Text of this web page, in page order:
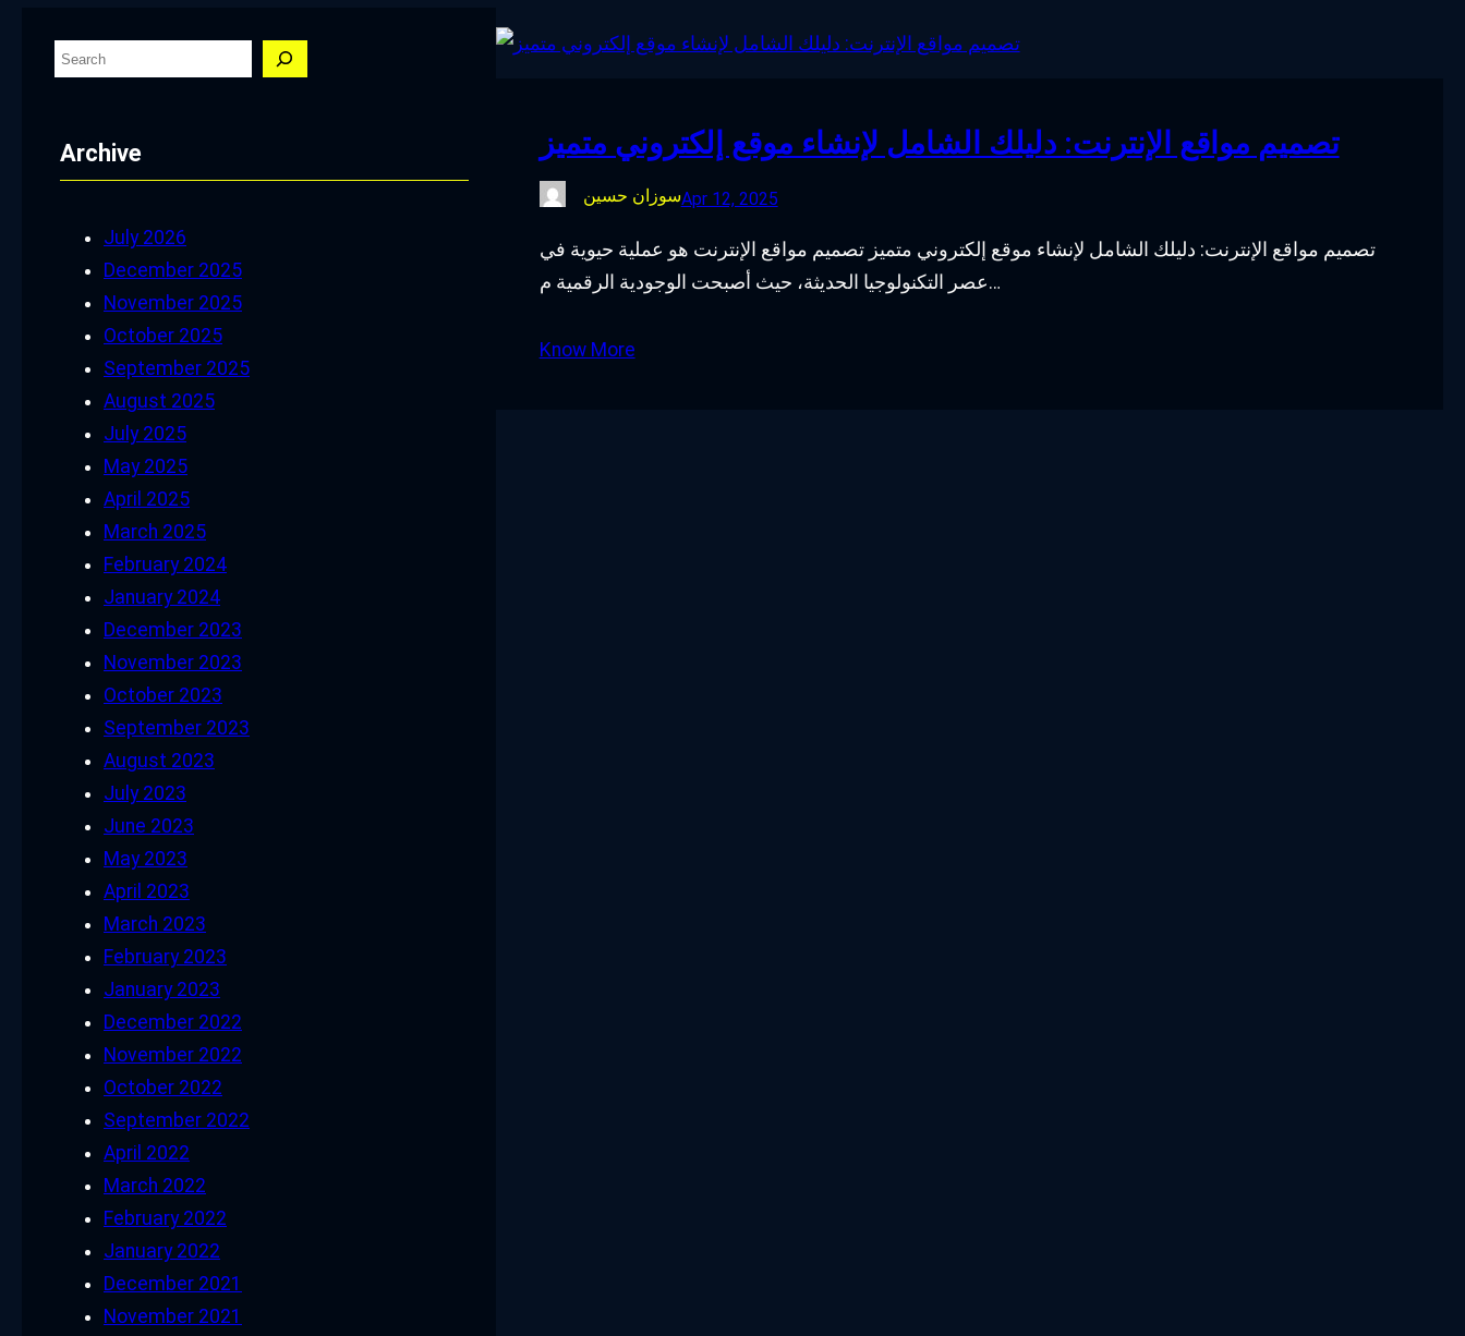
S
r
c
Archive
July 2026
December 2025
November 2025
October 2025
September 2025
August 2025
July 2025
May 2025
April 2025
March 2025
February 2024
January 2024
December 2023
November 2023
October 2023
September 2023
August 2023
July 2023
June 2023
May 2023
April 2023
March 2023
February 2023
January 2023
December 2022
November 2022
October 2022
September 2022
April 2022
March 2022
February 2022
January 2022
December 2021
November 2021
تصميم مواقع الإنترنت: دليلك الشامل لإنشاء موقع إلكتروني متميز
سوزان حسينApr 12, 2025
تصميم مواقع الإنترنت: دليلك الشامل لإنشاء موقع إلكتروني متميز تصميم مواقع الإنترنت هو عملية حيوية في
عصر التكنولوجيا الحديثة، حيث أصبحت الوجودية الرقمية م…
Know More